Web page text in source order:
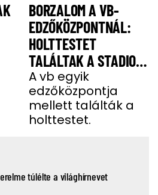
BORZALOM A VB-
EDZŐKÖZPONTNÁL:
HOLTTESTET
TALÁLTAK A STADION
MELLETTI
PARKOLÓBAN
A vb egyik
edzőközpontja
mellett találták a
holttestet.
túlélte a világhírnevet